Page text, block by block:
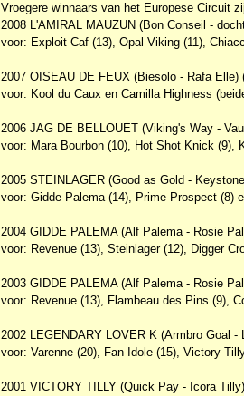
Vroegere winnaars van het Europese Circuit
2008 L'AMIRAL MAUZUN (Bon Conseil -
voor: Exploit Caf (13), Opal Viking (11),
2007 OISEAU DE FEUX (Biesolo - Rafa Elle)
voor: Kool du Caux en Camilla Highness
2006 JAG DE BELLOUET (Viking's Way -
voor: Mara Bourbon (10), Hot Shot Knick (9),
2005 STEINLAGER (Good as Gold -
voor: Gidde Palema (14), Prime Prospect (8)
2004 GIDDE PALEMA (Alf Palema - Rosie
voor: Revenue (13), Steinlager (12), Digger
2003 GIDDE PALEMA (Alf Palema - Rosie
voor: Revenue (13), Flambeau des Pins (9),
2002 LEGENDARY LOVER K (Armbro Goal -
voor: Varenne (20), Fan Idole (15), Victory
2001 VICTORY TILLY (Quick Pay - Icora